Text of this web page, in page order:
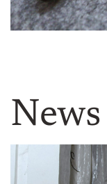
News